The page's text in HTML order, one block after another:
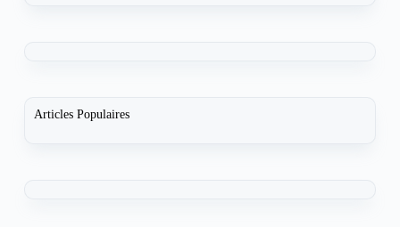
Articles Populaires